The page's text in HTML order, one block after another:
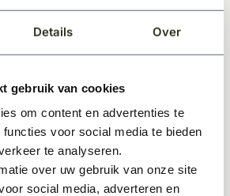
Details Over
gebruik van cookies
om content en advertenties te
voor social media te bieden
te analyseren.
over uw gebruik van onze site
social media, adverteren en
R159 tegel- en
worden weer als nieuw. Let wel op
als eloxal, bepaalde
marmer en travertin. Deze niet
HMK R159. Bij twijfel altijd eerst
plaats proberen.